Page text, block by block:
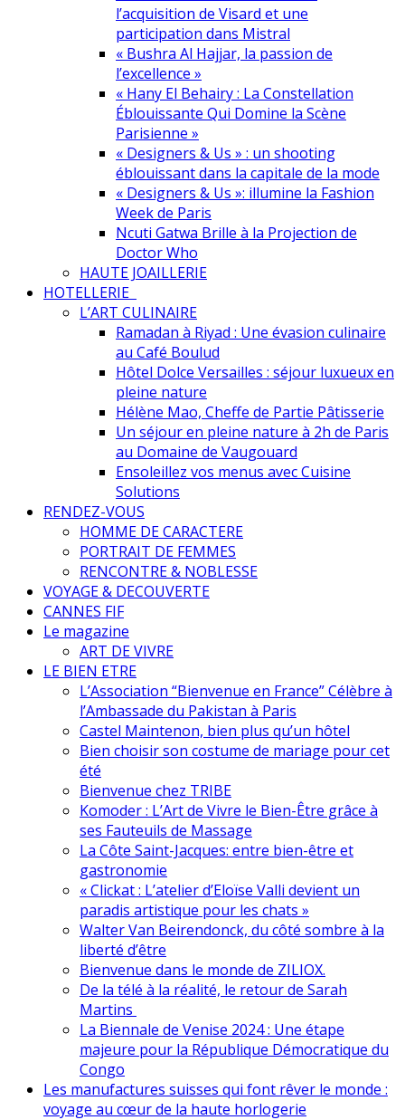
l’acquisition de Visard et une
participation dans Mistral
« Bushra Al Hajjar, la passion de
l’excellence »
« Hany El Behairy : La Constellation
Éblouissante Qui Domine la Scène
Parisienne »
« Designers & Us » : un shooting
éblouissant dans la capitale de la mode
« Designers & Us »: illumine la Fashion
Week de Paris
Ncuti Gatwa Brille à la Projection de
Doctor Who
HAUTE JOAILLERIE
HOTELLERIE
L’ART CULINAIRE
Ramadan à Riyad : Une évasion culinaire
au Café Boulud
Hôtel Dolce Versailles : séjour luxueux en
pleine nature
Hélène Mao, Cheffe de Partie Pâtisserie
Un séjour en pleine nature à 2h de Paris
au Domaine de Vaugouard
Ensoleillez vos menus avec Cuisine
Solutions
RENDEZ-VOUS
HOMME DE CARACTERE
PORTRAIT DE FEMMES
RENCONTRE & NOBLESSE
VOYAGE & DECOUVERTE
CANNES FIF
Le magazine
ART DE VIVRE
LE BIEN ETRE
L’Association “Bienvenue en France” Célèbre à
l’Ambassade du Pakistan à Paris
Castel Maintenon, bien plus qu’un hôtel
Bien choisir son costume de mariage pour cet
été
Bienvenue chez TRIBE
Komoder : L’Art de Vivre le Bien-Être grâce à
ses Fauteuils de Massage
La Côte Saint-Jacques: entre bien-être et
gastronomie
« Clickat : L’atelier d’Eloïse Valli devient un
paradis artistique pour les chats »
Walter Van Beirendonck, du côté sombre à la
liberté d’être
Bienvenue dans le monde de ZILIOX.
De la télé à la réalité, le retour de Sarah
Martins
La Biennale de Venise 2024 : Une étape
majeure pour la République Démocratique du
Congo
Les manufactures suisses qui font rêver le monde :
voyage au cœur de la haute horlogerie